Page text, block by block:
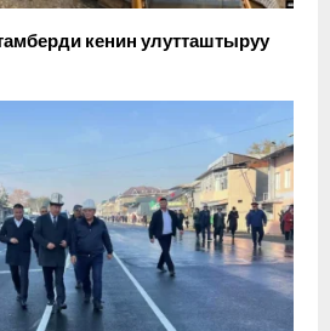
кенин улутташтыруу